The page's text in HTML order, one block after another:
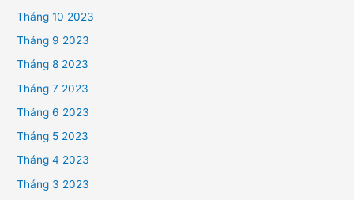
Tháng 10 2023
Tháng 9 2023
Tháng 8 2023
Tháng 7 2023
Tháng 6 2023
Tháng 5 2023
Tháng 4 2023
Tháng 3 2023